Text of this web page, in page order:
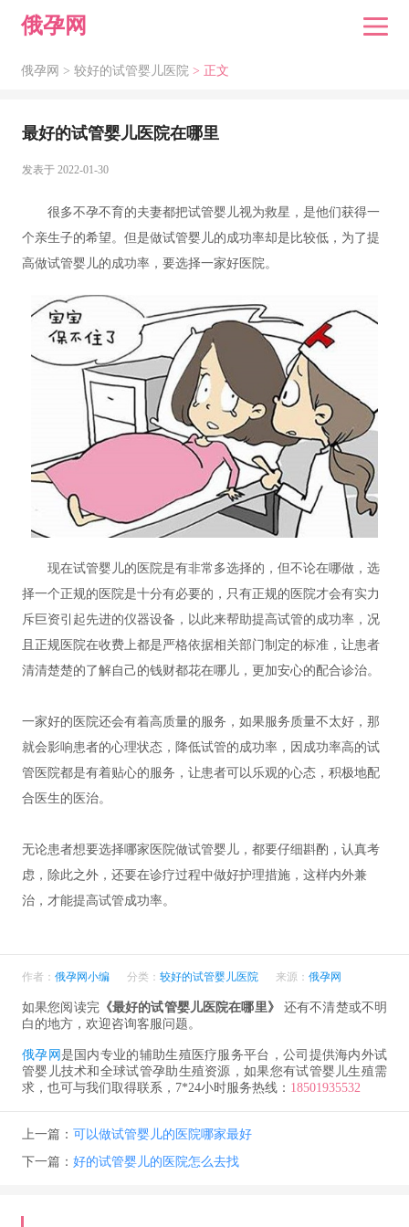
俄孕网
俄孕网 > 较好的试管婴儿医院 > 正文
最好的试管婴儿医院在哪里
发表于 2022-01-30
很多不孕不育的夫妻都把试管婴儿视为救星，是他们获得一
个亲生子的希望。但是做试管婴儿的成功率却是比较低，为了提
高做试管婴儿的成功率，要选择一家好医院。
现在试管婴儿的医院是有非常多选择的，但不论在哪做，选
择一个正规的医院是十分有必要的，只有正规的医院才会有实力
斥巨资引起先进的仪器设备，以此来帮助提高试管的成功率，况
且正规医院在收费上都是严格依据相关部门制定的标准，让患者
清清楚楚的了解自己的钱财都花在哪儿，更加安心的配合诊治。
一家好的医院还会有着高质量的服务，如果服务质量不太好，那
就会影响患者的心理状态，降低试管的成功率，因成功率高的试
管医院都是有着贴心的服务，让患者可以乐观的心态，积极地配
合医生的医治。
无论患者想要选择哪家医院做试管婴儿，都要仔细斟酌，认真考
虑，除此之外，还要在诊疗过程中做好护理措施，这样内外兼
治，才能提高试管成功率。
作者： 俄孕网小编 分类： 较好的试管婴儿医院 来源： 俄孕网
如果您阅读完《最好的试管婴儿医院在哪里》
还有不清楚或不明
白的地方，欢迎咨询客服问题。
俄孕网 是国内专业的辅助生殖医疗服务平台，公司提供海内外试
管婴儿技术和全球试管孕助生殖资源，如果您有试管婴儿生殖需
求，也可与我们取得联系，7*24小时服务热线： 18501935532
上一篇： 可以做试管婴儿的医院哪家最好
下一篇： 好的试管婴儿的医院怎么去找